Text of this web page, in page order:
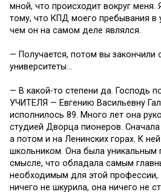
мной, что происходит вокруг меня.
тому, что КПД моего пребывания
чем он на самом деле являлся.
— Получается, потом вы закончили
университеты…
— В какой-то степени да. Господь
УЧИТЕЛЯ — Евгению Васильевну
исполнилось 89. Много лет она
студией Дворца пионеров.
а потом и на Ленинских горах. К
школьником. Она была уникальным
смысле, что обладала самым
необходимым для этой
ничего не шкурила, она ничего не